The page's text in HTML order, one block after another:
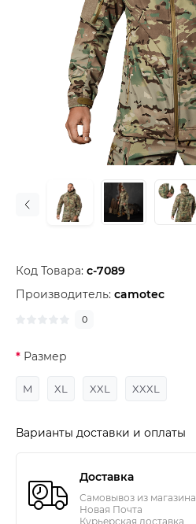
Код Товара: c-7089
Производитель: camotec
0
Размер
M XL XXL XXXL
Варианты доставки и оплаты
Доставка
Самовывоз из магазина
Новая Почта
Курьерская доставка